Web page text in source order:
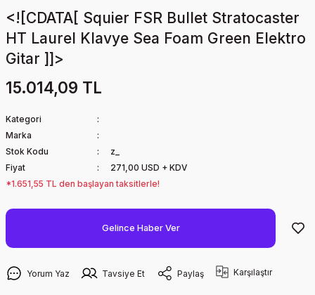
<![CDATA[ Squier FSR Bullet Stratocaster
HT Laurel Klavye Sea Foam Green Elektro
Gitar ]]>
15.014,09 TL
Kategori
Marka
Stok Kodu
z_
Fiyat
271,00 USD + KDV
*1.651,55 TL den başlayan taksitlerle!
Gelince Haber Ver
Yorum Yaz Tavsiye Et Paylaş Karşılaştır